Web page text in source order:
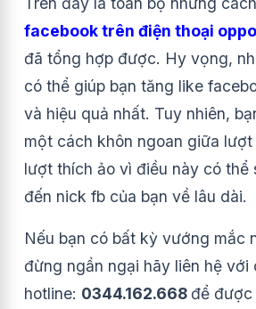
facebook trên điện thoại oppo
đã tổng hợp được. Hy vọng,
có thể giúp bạn tăng like
và hiệu quả nhất. Tuy nhiên,
một cách khôn ngoan giữa
lượt thích ảo vì điều này có thể
đến nick fb của bạn về lâu dài.
Nếu bạn có bất kỳ vướng mắc
đừng ngần ngại hãy liên hệ với
hotline: 0344.162.668 để